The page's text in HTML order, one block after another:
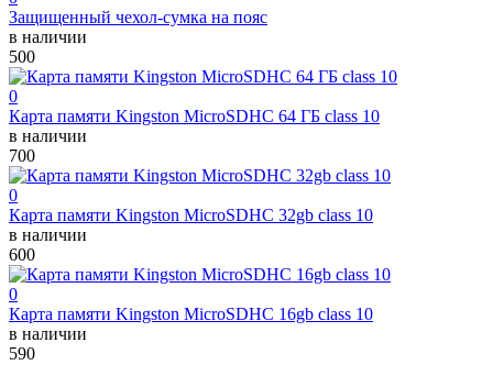
Защищенный чехол-сумка на пояс
в наличии
500
0
Карта памяти Kingston MicroSDHC 64 ГБ class 10
в наличии
700
0
Карта памяти Kingston MicroSDHC 32gb class 10
в наличии
600
0
Карта памяти Kingston MicroSDHC 16gb class 10
в наличии
590